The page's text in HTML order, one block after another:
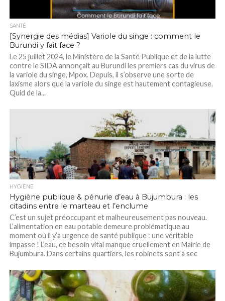
SANTÉ
[Synergie des médias] Variole du singe : comment le
Burundi y fait face ?
Le 25 juillet 2024, le Ministère de la Santé Publique et de la lutte
contre le SIDA annonçait au Burundi les premiers cas du virus de
la variole du singe, Mpox. Depuis, il s’observe une sorte de
laxisme alors que la variole du singe est hautement contagieuse.
Quid de la...
HYGIÈNE
Hygiène publique & pénurie d’eau à Bujumbura : les
citadins entre le marteau et l’enclume
C’est un sujet préoccupant et malheureusement pas nouveau.
L’alimentation en eau potable demeure problématique au
moment où il y’a urgence de santé publique : une véritable
impasse ! L’eau, ce besoin vital manque cruellement en Mairie de
Bujumbura. Dans certains quartiers, les robinets sont à sec
depuis plusieurs mois. Aucune goutte n’est...